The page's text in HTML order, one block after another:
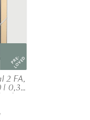
PRE-
LOVED
2 FA,
| 0,35